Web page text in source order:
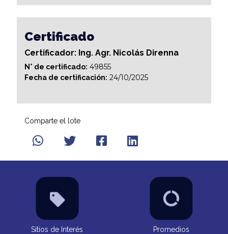
Certificado
Certificador: Ing. Agr. Nicolás Direnna
N° de certificado: 49855
Fecha de certificación: 24/10/2025
Comparte el lote
Sitios de Interés Promedios